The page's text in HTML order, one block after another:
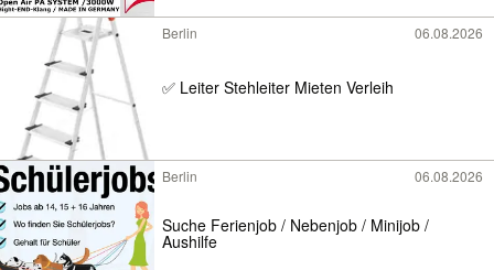
Berlin 06.08.2026
✅ Leiter Stehleiter Mieten Verleih
Berlin 06.08.2026
Suche Ferienjob / Nebenjob / Minijob /
Aushilfe